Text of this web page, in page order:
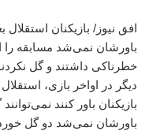
افق نیوز/ بازیکنان استقلال
باورشان نمی‌شد مسابقه را
خطرناکی داشتند و گل
دیگر در اواخر بازی،
بازیکنان باور کنند
باورشان نمی‌شد دو گل